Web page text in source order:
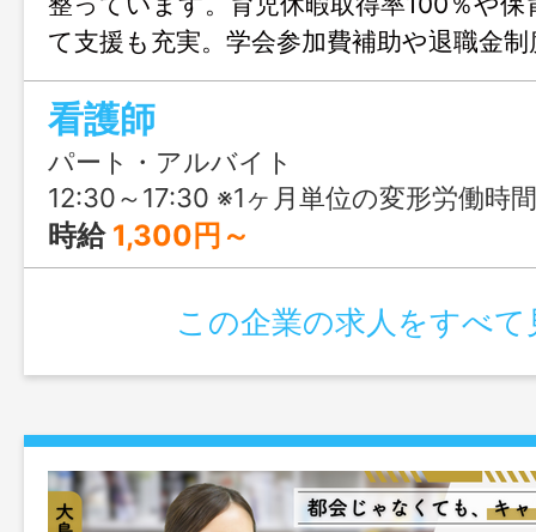
て支援も充実。学会参加費補助や退職金
職として長く安定して働ける体制が整っ
トから常勤まで柔軟な働き方が可能なの
看護師
パート・アルバイト
12:30～17:30 ※1ヶ月単位の変形労働時
時給 1,300円～
この企業の求人をすべて